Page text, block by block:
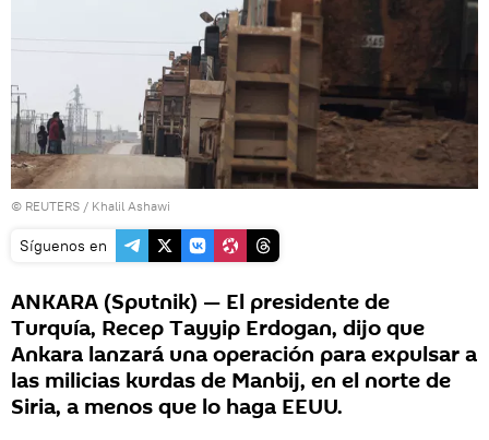
© REUTERS / Khalil Ashawi
Síguenos en
ANKARA (Sputnik) — El presidente de
Turquía, Recep Tayyip Erdogan, dijo que
Ankara lanzará una operación para expulsar a
las milicias kurdas de Manbij, en el norte de
Siria, a menos que lo haga EEUU.